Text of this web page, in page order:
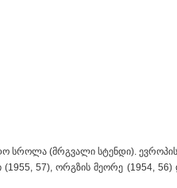
სროლა (მრგვალი სტენდი). ევროპის
(1955, 57), ორგზის მეორე (1954,